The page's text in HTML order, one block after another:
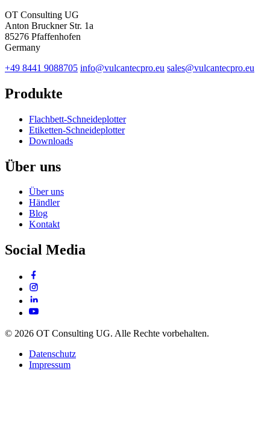
OT Consulting UG
Anton Bruckner Str. 1a
85276 Pfaffenhofen
Germany
+49 8441 9088705 info@vulcantecpro.eu sales@vulcantecpro.eu
Produkte
Flachbett-Schneideplotter
Etiketten-Schneideplotter
Downloads
Über uns
Über uns
Händler
Blog
Kontakt
Social Media
© 2026 OT Consulting UG. Alle Rechte vorbehalten.
Datenschutz
Impressum